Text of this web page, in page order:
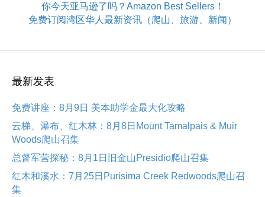
你今天亚马逊了吗？Amazon Best Sellers！
免费订阅湾区华人最新资讯（爬山、旅游、新闻）
最新发表
免费讲座：8月9日 美本助学金最大化攻略
云梯、瀑布、红木林：8月8日Mount Tamalpais & Muir
Woods爬山召集
总督军营探秘：8月1日旧金山Presidio爬山召集
红木和溪水：7月25日Purisima Creek Redwoods爬山召
集